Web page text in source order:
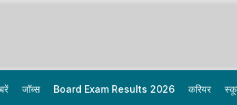
जॉब्स Board Exam Results 2026 करियर